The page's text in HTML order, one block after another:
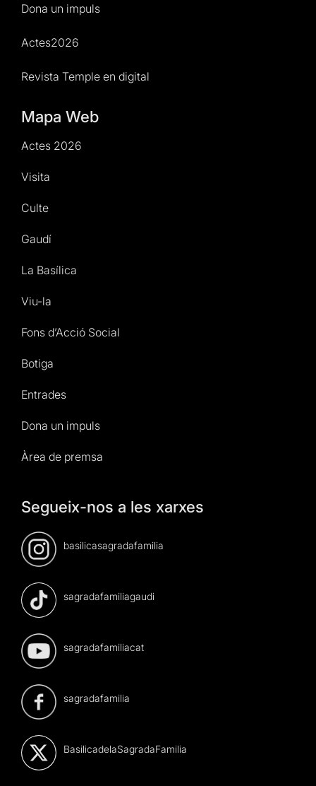
Dona un impuls
Actes2026
Revista Temple en digital
Mapa Web
Actes 2026
Visita
Culte
Gaudí
La Basílica
Viu-la
Fons d’Acció Social
Botiga
Entrades
Dona un impuls
Àrea de premsa
Segueix-nos a les xarxes
basilicasagradafamilia
sagradafamiliagaudi
sagradafamiliacat
sagradafamilia
BasilicadelaSagradaFamilia